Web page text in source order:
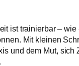
ist trainierbar – wie
Mit kleinen
und dem Mut, sich